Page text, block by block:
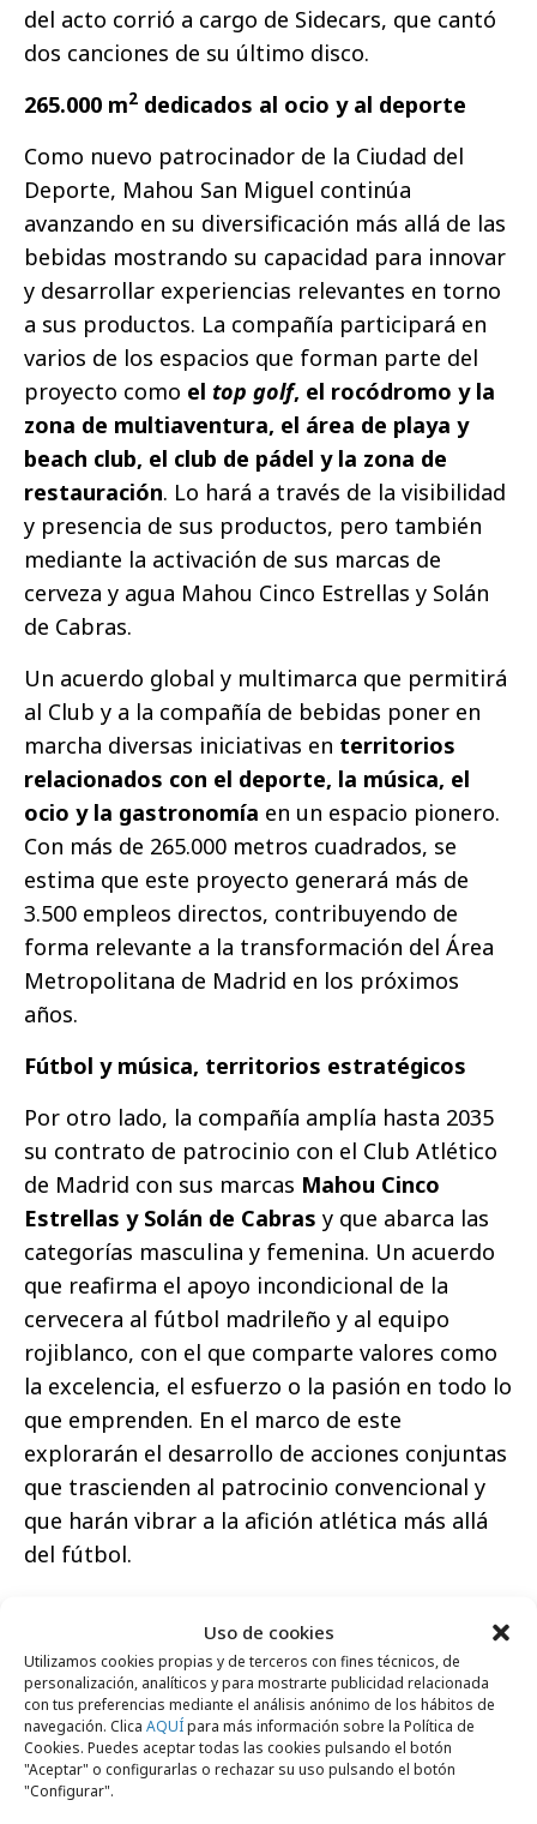
Uso de cookies
Utilizamos cookies propias y de terceros con fines técnicos, de
personalización, analíticos y para mostrarte publicidad relacionada
con tus preferencias mediante el análisis anónimo de los hábitos de
navegación. Clica AQUÍpara más información sobre la Política de
Cookies. Puedes aceptar todas las cookies pulsando el botón
"Aceptar" o configurarlas o rechazar su uso pulsando el botón
"Configurar".
del acto corrió a cargo de Sidecars, que cantó
dos canciones de su último disco.
265.000 m2 dedicados al ocio y al deporte
Como nuevo patrocinador de la Ciudad del
Deporte, Mahou San Miguel continúa
avanzando en su diversificación más allá de las
bebidas mostrando su capacidad para innovar
y desarrollar experiencias relevantes en torno
a sus productos. La compañía participará en
varios de los espacios que forman parte del
proyecto como el top golf, el rocódromo y la
zona de multiaventura, el área de playa y
beach club, el club de pádel y la zona de
restauración. Lo hará a través de la visibilidad
y presencia de sus productos, pero también
mediante la activación de sus marcas de
cerveza y agua Mahou Cinco Estrellas y Solán
de Cabras.
Un acuerdo global y multimarca que permitirá
al Club y a la compañía de bebidas poner en
marcha diversas iniciativas en territorios
relacionados con el deporte, la música, el
ocio y la gastronomía en un espacio pionero.
Con más de 265.000 metros cuadrados, se
estima que este proyecto generará más de
3.500 empleos directos, contribuyendo de
forma relevante a la transformación del Área
Metropolitana de Madrid en los próximos
años.
Fútbol y música, territorios estratégicos
Por otro lado, la compañía amplía hasta 2035
su contrato de patrocinio con el Club Atlético
de Madrid con sus marcas Mahou Cinco
Estrellas y Solán de Cabras y que abarca las
categorías masculina y femenina. Un acuerdo
que reafirma el apoyo incondicional de la
cervecera al fútbol madrileño y al equipo
rojiblanco, con el que comparte valores como
la excelencia, el esfuerzo o la pasión en todo lo
que emprenden. En el marco de este
explorarán el desarrollo de acciones conjuntas
que trascienden al patrocinio convencional y
que harán vibrar a la afición atlética más allá
del fútbol.
, un proyecto único de apoyo a la
música y a nuevos talentos y el primero
desarrollado en colaboración con un club de
fútbol. La marca continúa así su apuesta por
la música emergente, consolidándose como la
cervecera líder en el apoyo a la música en